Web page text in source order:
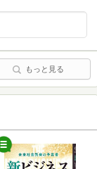
もっと見る